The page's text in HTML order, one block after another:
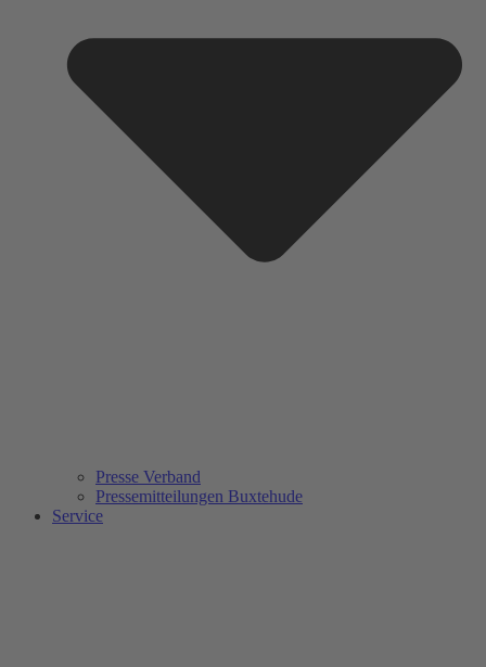
Presse Verband
Pressemitteilungen Buxtehude
Service